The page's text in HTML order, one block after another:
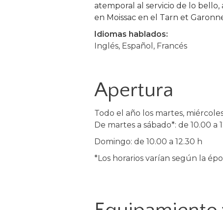
atemporal al servicio de lo bello,
en Moissac en el Tarn et
Idiomas hablados:
Inglés, Español, Francés
Apertura
Todo el año los martes,
De martes a sábado*: de 10.00 a
Domingo: de 10.00 a 12.30 h
*Los horarios varían según la